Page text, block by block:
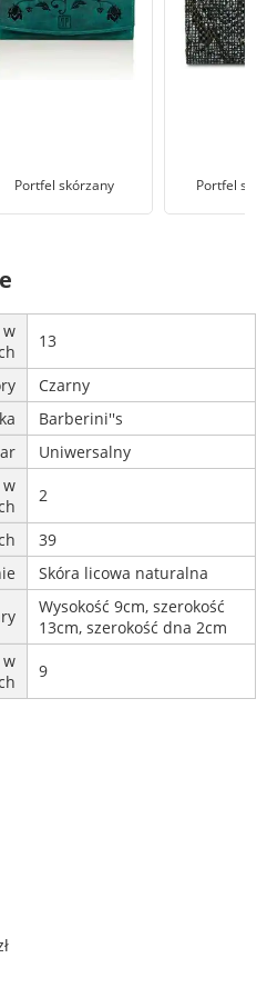
Portfel skórzany Portfel
w
13
Czarny
Barberini''s
Uniwersalny
w
2
39
Skóra licowa naturalna
Wysokość 9cm, szerokość
13cm, szerokość dna 2cm
w
9